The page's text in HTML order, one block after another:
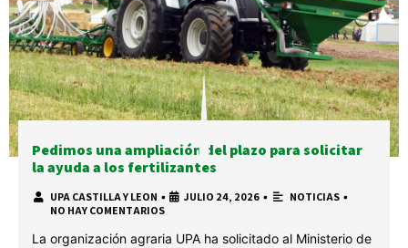
Pedimos una ampliación del plazo para solicitar
la ayuda a los fertilizantes
UPA CASTILLA Y LEON • JULIO 24, 2026 • NOTICIAS •
NO HAY COMENTARIOS
La organización agraria UPA ha solicitado al Ministerio de